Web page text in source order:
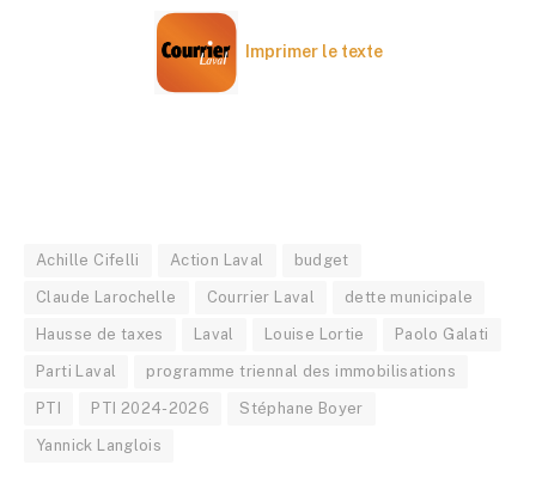
Imprimer le texte
Achille Cifelli Action Laval budget
Claude Larochelle Courrier Laval dette municipale
Hausse de taxes Laval Louise Lortie Paolo Galati
Parti Laval programme triennal des immobilisations
PTI PTI 2024-2026 Stéphane Boyer
Yannick Langlois